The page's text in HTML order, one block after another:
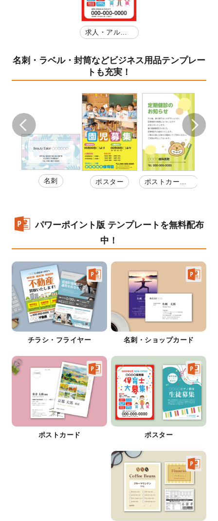
求人・アルバ
イト募集
名刺・ラベル・封筒などビジネス用品テンプレー
トも充実！
名刺 ポスター
ポストカー
ド・はがきDM
パワーポイント版 テンプレートを無料配布
中！
チラシ・フライヤー 名刺・ショップカード
ポストカード ポスター